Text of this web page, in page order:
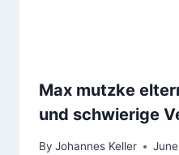
Max mutzke
und schwierige
By Johannes Keller